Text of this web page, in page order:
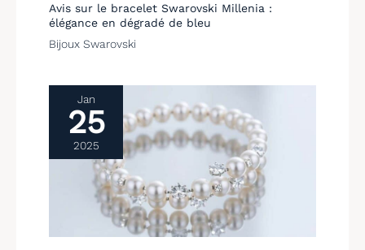
Avis sur le bracelet Swarovski Millenia :
élégance en dégradé de bleu
Bijoux Swarovski
Jan
25
2025